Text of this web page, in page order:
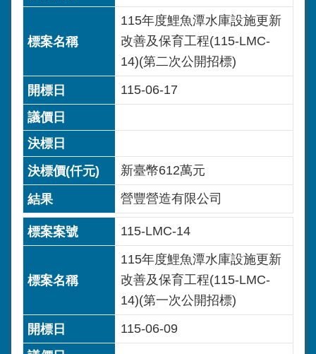
115年度鯉魚潭水庫設施更新
改善及保育工程(115-LMC-
14)(第二次公開招標)
115-06-17
新臺幣612萬元
營豐營造有限公司
115-LMC-14
115年度鯉魚潭水庫設施更新
改善及保育工程(115-LMC-
14)(第一次公開招標)
115-06-09